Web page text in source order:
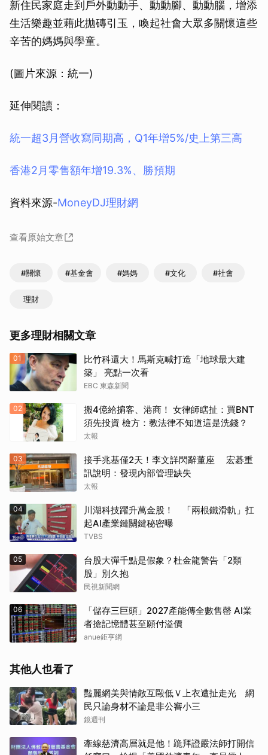
新住民家庭走到戶外動動手、動動腳、動動腦，增添
生活樂趣並藉此拋磚引玉，喚起社會大眾多關懷這些
辛苦的媽媽與學童。
(圖片來源：統一)
延伸閱讀：
統一超3月營收寫同期高，Q1年增5%/史上第三高
香港2月零售額年增19.3%、勝預期
資料來源-MoneyDJ理財網
查看原始文章
#關懷 #基金會 #媽媽 #文化 #社會
理財
更多理財相關文章
01
比竹科還大！馬斯克喊打造「地球最大建
築」 亮點一次看
EBC 東森新聞
02
搬4億給掮客、港商！ 女律師瞎扯：買BNT
須先投資 檢方：教法律不知道這是洗錢？
太報
03
接手兆基僅2天！李文詳閃辭董座 宏碁重
訊說明：發現內部管理缺失
太報
04
川湖科技躍升萬金股！ 「兩根鐵滑軌」扛
起AI產業鏈關鍵秘密曝
TVBS
05
台股大彈千點是假象？杜金龍警告「2類
股」別久抱
民視新聞網
06
「儲存三巨頭」2027產能傳全數售罄 AI業
者搶記憶體甚至願付溢價
anue鉅亨網
其他人也看了
豔麗網美與情敵互毆低Ｖ上衣遭扯走光 網
民只論身材不論是非公審小三
鏡週刊
牽線慈濟高層就是他！跪拜證嚴法師打開信